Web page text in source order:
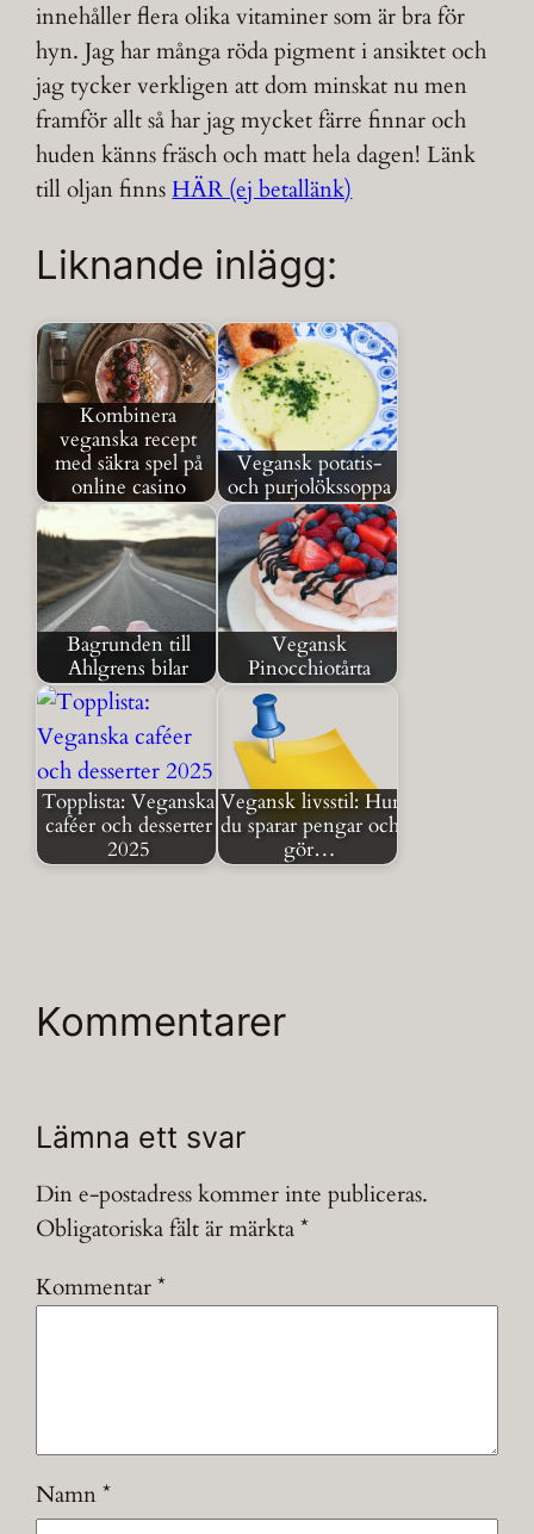
innehåller flera olika vitaminer som är bra för
hyn. Jag har många röda pigment i ansiktet och
jag tycker verkligen att dom minskat nu men
framför allt så har jag mycket färre finnar och
huden känns fräsch och matt hela dagen! Länk
till oljan finnsHÄR (ej betallänk)
Liknande inlägg:
Kombinera
veganska recept
med säkra spel på
online casino
Vegansk potatis-
och purjolökssoppa
Bagrunden till
Ahlgrens bilar
Vegansk
Pinocchiotårta
Topplista: Veganska
caféer och desserter
2025
Vegansk livsstil: Hur
du sparar pengar och
gör…
Kommentarer
Lämna ett svar
Din e-postadress kommer inte publiceras.
Obligatoriska fält är märkta*
Kommentar*
Namn*